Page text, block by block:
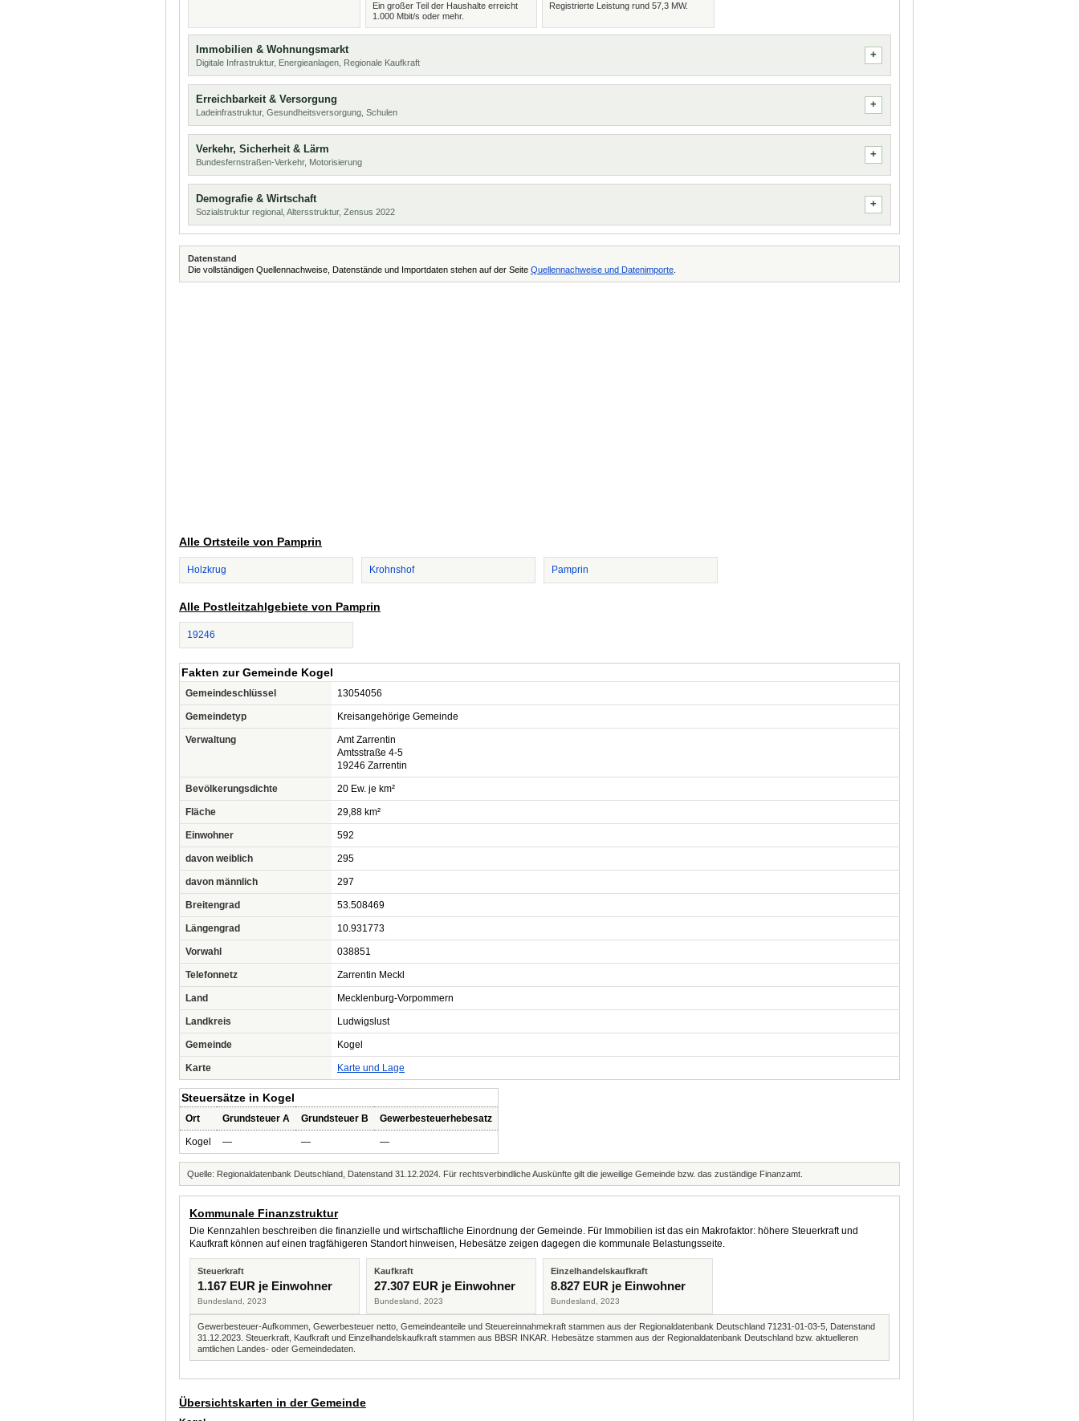
Ein großer Teil der Haushalte erreicht
1.000 Mbit/s oder mehr.
Registrierte Leistung rund 57,3 MW.
Immobilien & Wohnungsmarkt
Digitale Infrastruktur, Energieanlagen, Regionale Kaufkraft
Erreichbarkeit & Versorgung
Ladeinfrastruktur, Gesundheitsversorgung, Schulen
Verkehr, Sicherheit & Lärm
Bundesfernstraßen-Verkehr, Motorisierung
Demografie & Wirtschaft
Sozialstruktur regional, Altersstruktur, Zensus 2022
Datenstand
Die vollständigen Quellennachweise, Datenstände und Importdaten stehen auf der Seite Quellennachweise und Datenimporte
Alle Ortsteile von Pamprin
Holzkrug Krohnshof Pamprin
Alle Postleitzahlgebiete von Pamprin
19246
Fakten zur Gemeinde Kogel
Gemeindeschlüssel 13054056
Gemeindetyp Kreisangehörige Gemeinde
Verwaltung
Amt Zarrentin
Amtsstraße 4-5
19246 Zarrentin
Bevölkerungsdichte 20 Ew. je km²
Fläche 29,88 km²
Einwohner 592
davon weiblich 295
davon männlich 297
Breitengrad 53.508469
Längengrad 10.931773
Vorwahl 038851
Telefonnetz Zarrentin Meckl
Land Mecklenburg-Vorpommern
Landkreis Ludwigslust
Gemeinde Kogel
Karte Karte und Lage
Steuersätze in Kogel
Ort Grundsteuer A Grundsteuer B Gewerbesteuerhebesatz
Kogel — — —
Quelle: Regionaldatenbank Deutschland, Datenstand 31.12.2024. Für rechtsverbindliche Auskünfte gilt die jeweilige Gemeinde bzw. das zuständige Finanzamt.
Kommunale Finanzstruktur
Die Kennzahlen beschreiben die finanzielle und wirtschaftliche Einordnung der Gemeinde. Für Immobilien ist das ein Makrofaktor: höhere Steuerkraft und
Kaufkraft können auf einen tragfähigeren Standort hinweisen, Hebesätze zeigen dagegen die kommunale Belastungsseite.
Steuerkraft
1.167 EUR je Einwohner
Bundesland, 2023
Kaufkraft
27.307 EUR je Einwohner
Bundesland, 2023
Einzelhandelskaufkraft
8.827 EUR je Einwohner
Bundesland, 2023
Gewerbesteuer-Aufkommen, Gewerbesteuer netto, Gemeindeanteile und Steuereinnahmekraft stammen aus der Regionaldatenbank Deutschland 71231-01-03-5, Datenstand
31.12.2023. Steuerkraft, Kaufkraft und Einzelhandelskaufkraft stammen aus BBSR INKAR. Hebesätze stammen aus der Regionaldatenbank Deutschland bzw. aktuelleren
amtlichen Landes- oder Gemeindedaten.
Übersichtskarten in der Gemeinde